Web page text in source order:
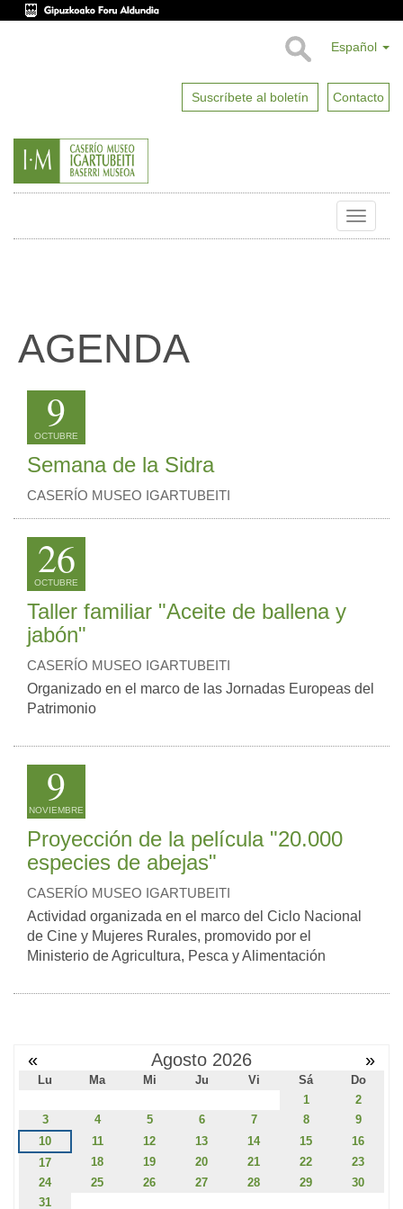
Español
Suscríbete al boletín Contacto
Toggle
AGENDA
9
OCTUBRE
Semana de la Sidra
CASERÍO MUSEO IGARTUBEITI
26
OCTUBRE
Taller familiar "Aceite de ballena y
jabón"
CASERÍO MUSEO IGARTUBEITI
Organizado en el marco de las Jornadas Europeas del
Patrimonio
9
NOVIEMBRE
Proyección de la película "20.000
especies de abejas"
CASERÍO MUSEO IGARTUBEITI
Actividad organizada en el marco del Ciclo Nacional
de Cine y Mujeres Rurales, promovido por el
Ministerio de Agricultura, Pesca y Alimentación
« Agosto 2026 »
Lu Ma Mi Ju Vi Sá
Do
1
2
3
4 5 6 7 8
9
10
11 12 13 14 15
16
17
18 19 20 21 22
23
24
25 26 27 28 29
30
31